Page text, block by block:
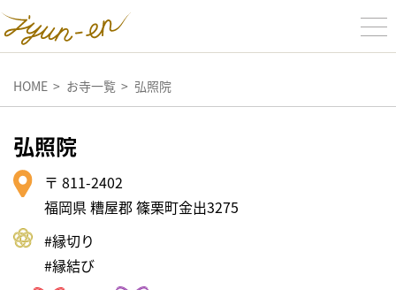
HOME お寺一覧 弘照院
弘照院
〒 811-2402
福岡県 糟屋郡 篠栗町金出3275
#縁切り
#縁結び